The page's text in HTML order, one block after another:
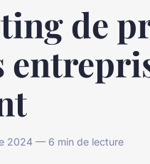
de
2024 — 6 min de lecture